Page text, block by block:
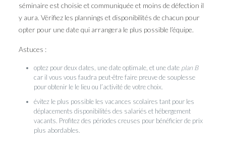
séminaire est choisie et communiquée et moins de défection il
y aura. Vérifiez les plannings et disponibilités de chacun pour
opter pour une date qui arrangera le plus possible l’équipe.
Astuces :
optez pour deux dates, une date optimale, et une date plan B
car il vous vous faudra peut-être faire preuve de souplesse
pour obtenir le le lieu ou l’activité de votre choix.
évitez le plus possible les vacances scolaires tant pour les
déplacements disponibilités des salariés et hébergement
vacants. Profitez des périodes creuses pour bénéficier de prix
plus abordables.